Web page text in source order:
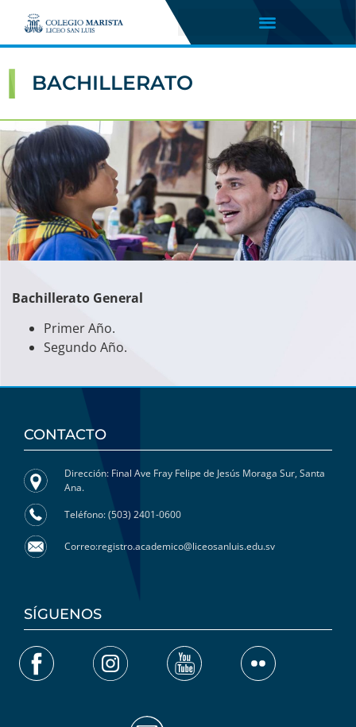
BACHILLERATO
Bachillerato General
Primer Año.
Segundo Año.
CONTACTO
Dirección: Final Ave Fray Felipe de Jesús Moraga Sur, Santa
Ana.
Teléfono: (503) 2401-0600
Correo:registro.academico@liceosanluis.edu.sv
SÍGUENOS